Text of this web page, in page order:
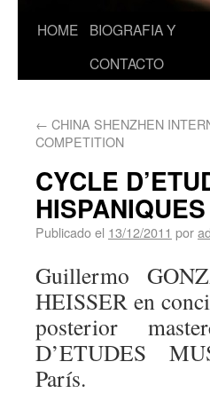
HOME
BIOGRAFIA Y
CONTACTO
← CHINA SHENZHEN
COMPETITION
CYCLE
HISPANIQUES
Publicado el 13/12/2011 por
Guillermo
HEISSER en
posterior
D’ETUDES
París.